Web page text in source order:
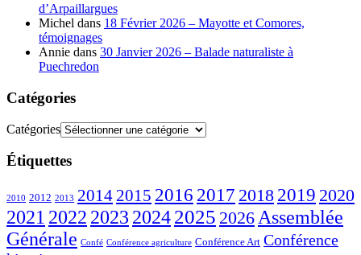
d’Arpaillargues
Michel dans 18 Février 2026 – Mayotte et Comores,
témoignages
Annie dans 30 Janvier 2026 – Balade naturaliste à
Puechredon
Catégories
Catégories
Étiquettes
2010 2012 2013 2014 2015 2016 2017 2018 2019 2020
2021 2022 2023 20242025 2026 Assemblée
Générale Confé Conférence agriculture Conférence Art Conférence